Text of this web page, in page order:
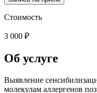
Стоимость
3 000 ₽
Об услуге
Выявление
молекулам аллергенов